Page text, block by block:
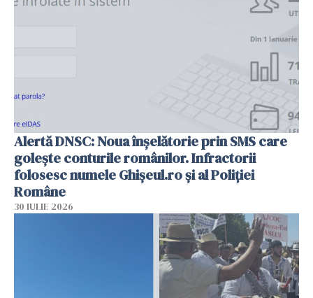
Alertă DNSC: Noua înșelătorie prin SMS care
golește conturile românilor. Infractorii
folosesc numele Ghișeul.ro și al Poliției
Române
30 IULIE 2026